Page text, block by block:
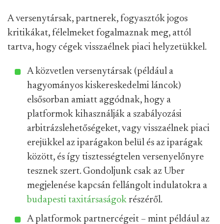
A versenytársak, partnerek, fogyasztók jogos
kritikákat, félelmeket fogalmaznak meg, attól
tartva, hogy cégek visszaélnek piaci helyzetükkel.
A közvetlen versenytársak (például a
hagyományos kiskereskedelmi láncok)
elsősorban amiatt aggódnak, hogy a
platformok kihasználják a szabályozási
arbitrázslehetőségeket, vagy visszaélnek piaci
erejükkel az iparágakon belül és az iparágak
között, és így tisztességtelen versenyelőnyre
tesznek szert. Gondoljunk csak az Uber
megjelenése kapcsán fellángolt indulatokra a
budapesti taxitársaságok részéről.
A platformok partnercégeit – mint például az